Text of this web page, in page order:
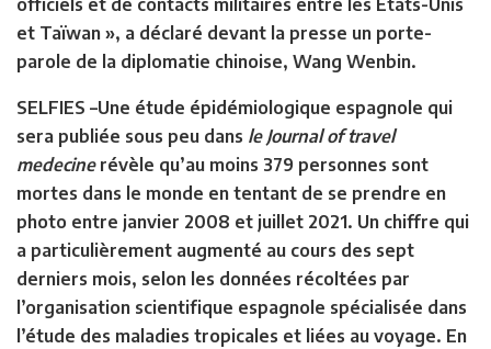
officiels et de contacts militaires entre les Etats-Unis
et Taïwan », a déclaré devant la presse un porte-
parole de la diplomatie chinoise, Wang Wenbin.
SELFIES –Une étude épidémiologique espagnole qui
sera publiée sous peu dans le Journal of travel
medecinerévèle qu’au moins 379 personnes sont
mortes dans le monde en tentant de se prendre en
photo entre janvier 2008 et juillet 2021. Un chiffre qui
a particulièrement augmenté au cours des sept
derniers mois, selon les données récoltées par
l’organisation scientifique espagnole spécialisée dans
l’étude des maladies tropicales et liées au voyage. En